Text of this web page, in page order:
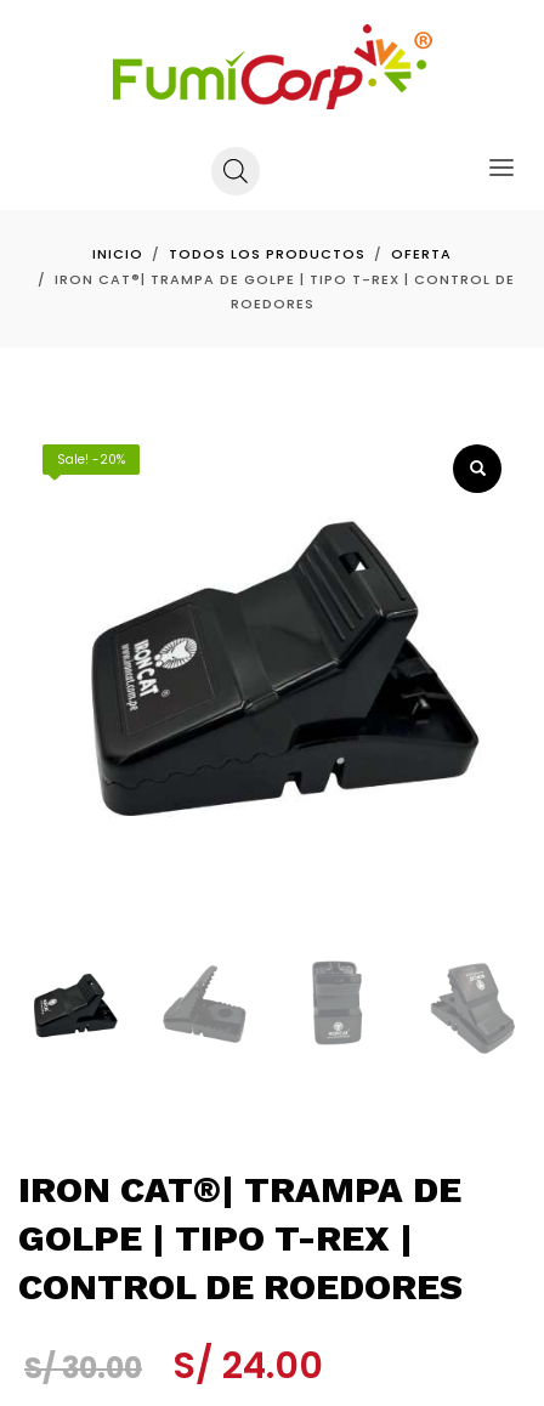
INICIO TODOS LOS PRODUCTOS
OFERTA
IRON CAT®| TRAMPA DE GOLPE | TIPO T-REX | CONTROL DE
ROEDORES
Sale! -20%
IRON CAT®| TRAMPA DE
GOLPE | TIPO T-REX |
CONTROL DE ROEDORES
S/30.00
El
S/ 24.00